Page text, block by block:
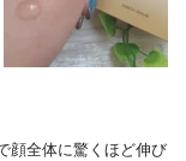
顔全体に驚くほど伸び